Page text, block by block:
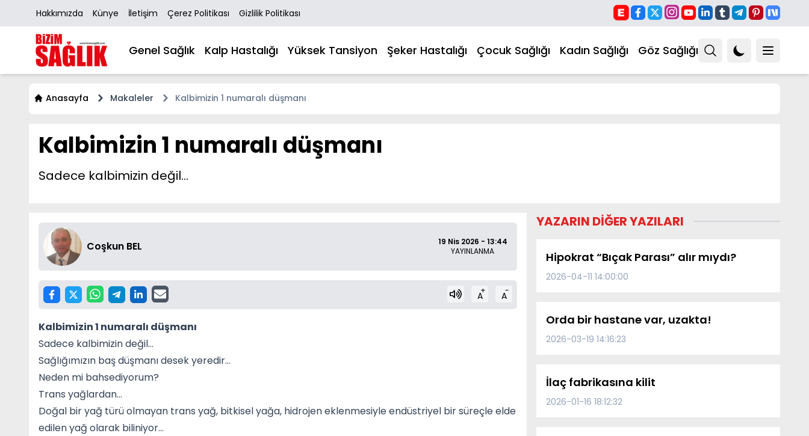
Hakkımızda Künye İletişim Çerez Politikası Gizlilik Politikası
Genel Sağlık Kalp Hastalığı Yüksek Tansiyon Şeker Hastalığı Çocuk Sağlığı Kadın Sağlığı Göz Sağlığı
Anasayfa Makaleler Kalbimizin 1 numaralı düşmanı
Kalbimizin 1 numaralı düşmanı
Sadece kalbimizin değil...
Coşkun BEL
19 Nis 2026 - 13:44
YAYINLANMA
A+ A-
Kalbimizin 1 numaralı düşmanı
Sadece kalbimizin değil…
Sağlığımızın baş düşmanı desek yeredir…
Neden mi bahsediyorum?
Trans yağlardan…
Doğal bir yağ türü olmayan trans yağ, bitkisel yağa, hidrojen eklenmesiyle endüstriyel bir süreçle elde
edilen yağ olarak biliniyor…
YAZARIN DİĞER YAZILARI
Hipokrat “Bıçak Parası” alır mıydı?
2026-04-11 14:00:00
Orda bir hastane var, uzakta!
2026-03-19 14:16:23
İlaç fabrikasına kilit
2026-01-16 18:12:32